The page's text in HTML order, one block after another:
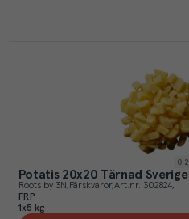
0.2
Potatis 20x20 Tärnad Sverige
Roots by 3N Färskvaror Art.nr. 302824
FRP
1x5 kg